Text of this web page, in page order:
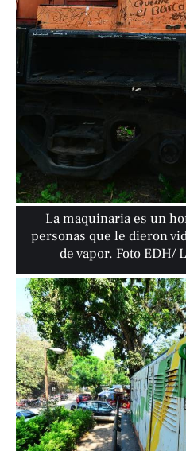
La maquinaria es un
personas que le dieron
de vapor. Foto EDH/